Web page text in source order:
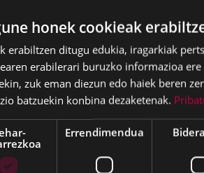
azken eguna: 2026-09-
kontzeptuan azaldu
unea:
ziurtagiria gorde beharko
honek cookieak
erabiltzen ditugu edukia, iragarkiak
erabilerari buruzko informazioa
zuk eman diezun edo haiek beren
batzuekin konbina dezaketenak.
Errendimendua